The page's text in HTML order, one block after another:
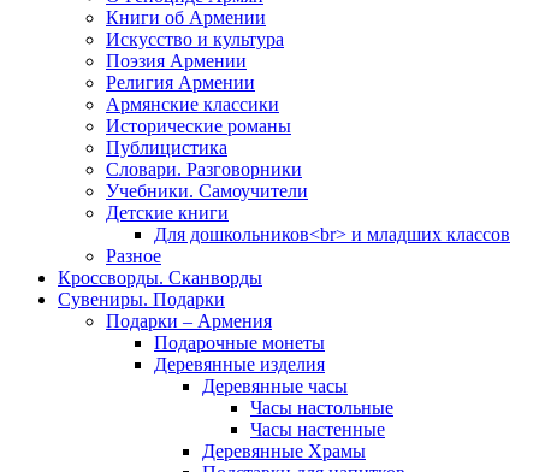
Книги об Армении
Иcкусство и культура
Поэзия Армении
Религия Армении
Армянские классики
Исторические романы
Публицистика
Словари. Разговорники
Учебники. Самоучители
Детские книги
Для дошкольников<br> и младших классов
Разное
Кроссворды. Сканворды
Сувениры. Подарки
Подарки – Армения
Подарочные монеты
Деревянные изделия
Деревянные часы
Часы настольные
Часы настенные
Деревянные Храмы